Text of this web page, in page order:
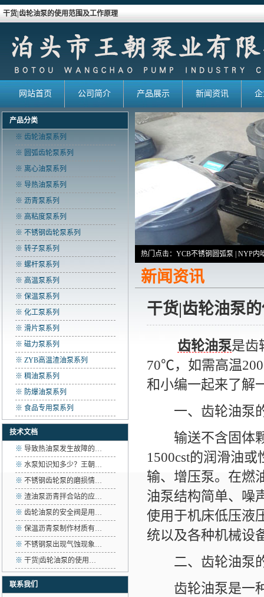
干货|齿轮油泵的使用范围及工作原理
网站首页 公司简介 产品展示 新闻资讯
产品分类
※ 齿轮油泵系列
※ 圆弧齿轮泵系列
※ 离心油泵系列
※ 导热油泵系列
※ 沥青泵系列
※ 高粘度泵系列
※ 不锈钢齿轮泵系列
※ 转子泵系列
※ 螺杆泵系列
※ 高温泵系列
※ 保温泵系列
※ 化工泵系列
※ 滑片泵系列
※ 磁力泵系列
※ ZYB高温渣油泵系列
※ 稠油泵系列
※ 防爆油泵系列
※ 食品专用泵系列
技术文档
※ 导致热油泵发生故障的…
※ 水泵知识知多少？王朝…
※ 不锈钢齿轮泵的磨损情…
※ 渣油泵沥青拌合站的应…
※ 齿轮油泵的安全阀是用…
※ 保温沥青泵制作材质有…
※ 不锈钢泵出现气蚀现象…
※ 干货|齿轮油泵的使用…
联系我们
热门点击： YCB不锈钢圆弧泵 NYP内
新闻资讯
干货|齿轮油泵
齿轮油泵是齿
70℃，如需高温
和小编一起来了解
一、齿轮油泵
输送不含固体颗
1500cst的润滑油
输、增压泵。在燃
油泵结构简单、噪
使用于机床低压液
统以及各种机械设
二、齿轮油泵
齿轮油泵是一种